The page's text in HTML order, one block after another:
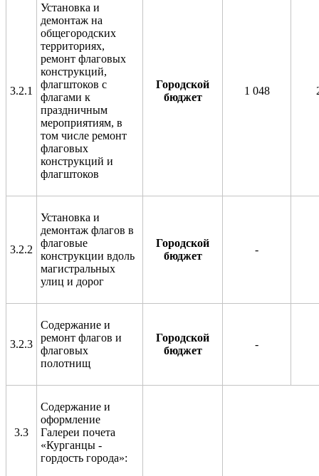
3.2.1
Установка и
демонтаж на
общегородских
территориях,
ремонт флаговых
конструкций,
флагштоков с
флагами к
праздничным
мероприятиям, в
том числе ремонт
флаговых
конструкций и
флагштоков
Городской
бюджет
1 048
3.2.2
Установка и
демонтаж флагов в
флаговые
конструкции вдоль
магистральных
улиц и дорог
Городской
бюджет
-
3.2.3
Содержание и
ремонт флагов и
флаговых
полотнищ
Городской
бюджет
-
3.3
Содержание и
оформление
Галереи почета
«Курганцы -
гордость города»: